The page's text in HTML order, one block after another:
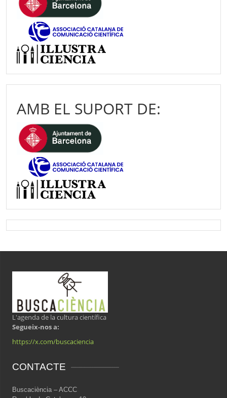
AMB EL SUPORT DE:
L'agenda de la cultura científica
Segueix-nos a:
https://x.com/buscaciencia
CONTACTE
Buscaciència – ACCC